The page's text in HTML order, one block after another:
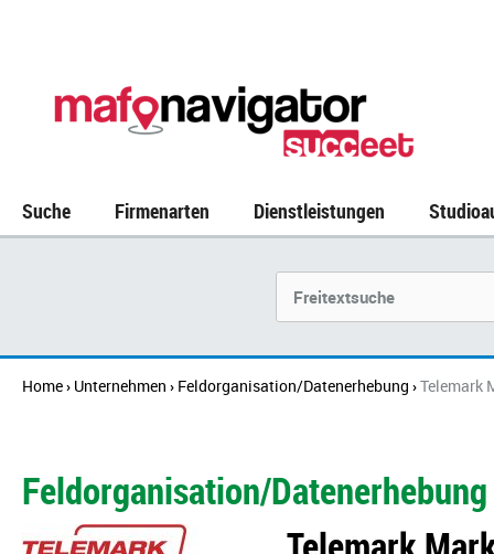
Suche Firmenarten Dienstleistungen
Home› Unternehmen › Feldorganisation/Datenerhebung ›Telemark
Feldorganisation/Datenerhebung